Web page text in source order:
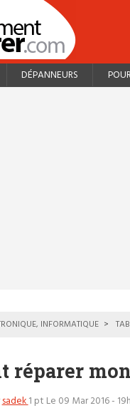
DÉPANNEURS
INFORMATIQUE
réparer
sadek1 pt Le 09 Mar 2016 -